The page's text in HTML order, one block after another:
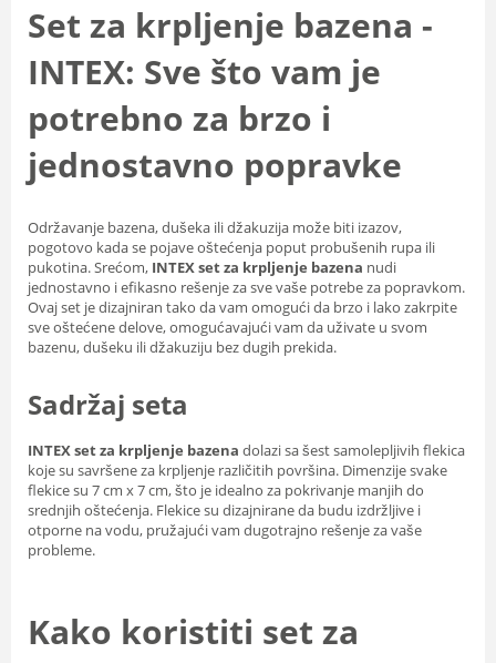
Set za krpljenje bazena -
INTEX: Sve što vam je
potrebno za brzo i
jednostavno popravke
Održavanje bazena, dušeka ili džakuzija može biti izazov,
pogotovo kada se pojave oštećenja poput probušenih rupa ili
pukotina. Srećom, INTEX set za krpljenje bazena nudi
jednostavno i efikasno rešenje za sve vaše potrebe za popravkom.
Ovaj set je dizajniran tako da vam omogući da brzo i lako zakrpite
sve oštećene delove, omogućavajući vam da uživate u svom
bazenu, dušeku ili džakuziju bez dugih prekida.
Sadržaj seta
INTEX set za krpljenje bazena dolazi sa šest samolepljivih flekica
koje su savršene za krpljenje različitih površina. Dimenzije svake
flekice su 7 cm x 7 cm, što je idealno za pokrivanje manjih do
srednjih oštećenja. Flekice su dizajnirane da budu izdržljive i
otporne na vodu, pružajući vam dugotrajno rešenje za vaše
probleme.
Kako koristiti set za